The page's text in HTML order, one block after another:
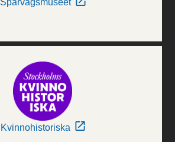
Spårvägsmuseet
Kvinnohistoriska